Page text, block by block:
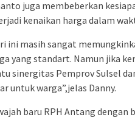
juga membeberkan
kenaikan harga dalam
ini masih sangat
yang standart. Namun jika
sinergitas Pemprov Sulsel
untuk warga”,jelas Danny.
baru RPH Antang